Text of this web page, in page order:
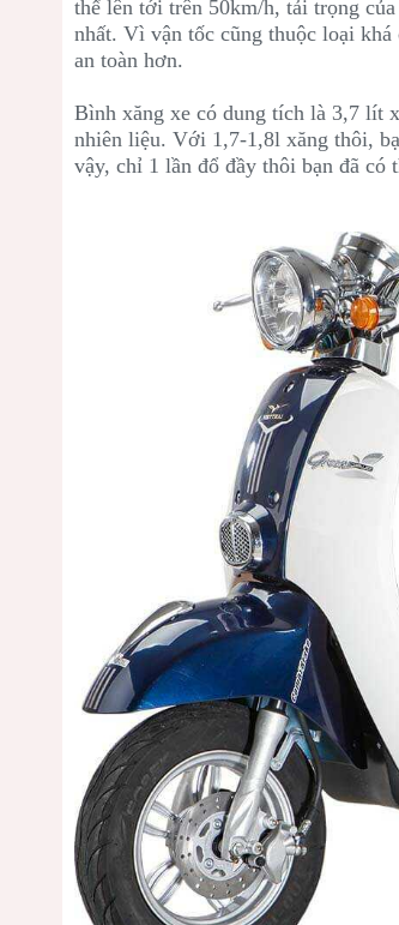
thể lên tới trên 50km/h, tải trọng
nhất. Vì vận tốc cũng thuộc loại
an toàn hơn.
Bình xăng xe có dung tích là 3,7 lít
nhiên liệu. Với 1,7-1,8l xăng thôi,
vậy, chỉ 1 lần đổ đầy thôi bạn đã có